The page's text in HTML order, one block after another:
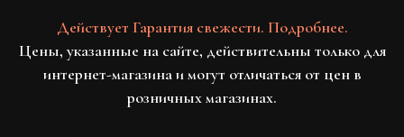
Действует Гарантия свежести. Подробнее.
Цены, указанные на сайте, действительны только для
интернет-магазина и могут отличаться от цен в
розничных магазинах.